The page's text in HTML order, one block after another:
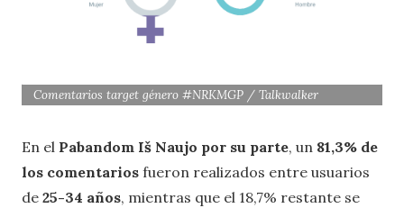
Comentarios target género #NRKMGP / Talkwalker
En el Pabandom Iš Naujo por su parte, un 81,3% de
los comentarios fueron realizados entre usuarios
de 25-34 años, mientras que el 18,7% restante se